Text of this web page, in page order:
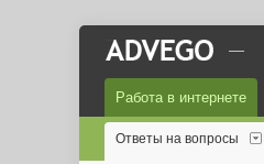
—
Работа в интернете
Ответы на вопросы